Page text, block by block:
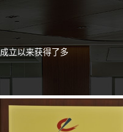
立以来获得了多